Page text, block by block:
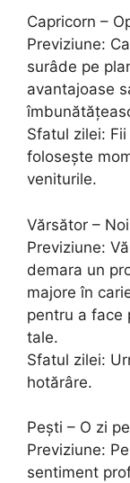
Capricorn –
Previziune:
surâde pe
avantajoase
Sfatul zilei:
folosește
veniturile.
Vărsător –
Previziune:
demara un
majore în
pentru a face
tale.
Sfatul zilei:
hotărâre.
Pești – O zi
Previziune:
sentiment